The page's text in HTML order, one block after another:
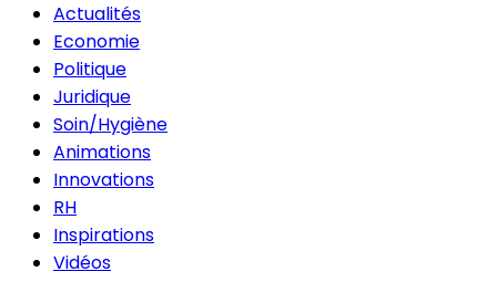
Actualités
Economie
Politique
Juridique
Soin/Hygiène
Animations
Innovations
RH
Inspirations
Vidéos